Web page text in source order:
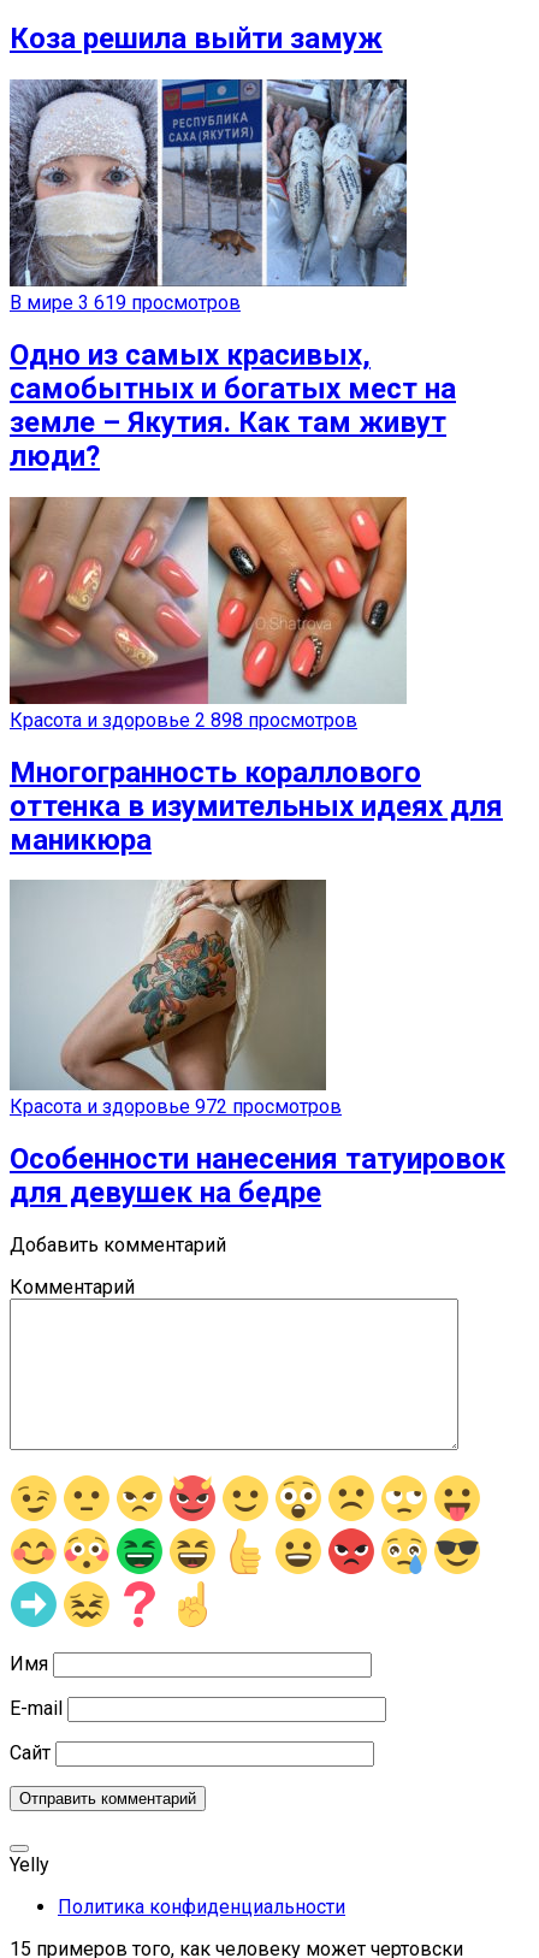
Коза решила выйти замуж
В мире 3 619 просмотров
Одно из самых красивых,
самобытных и богатых мест на
земле – Якутия. Как там живут
люди?
Красота и здоровье 2 898 просмотров
Многогранность кораллового
оттенка в изумительных идеях для
маникюра
Красота и здоровье 972 просмотров
Особенности нанесения татуировок
для девушек на бедре
Добавить комментарий
Комментарий
Имя
E-mail
Сайт
Yelly
Политика конфиденциальности
15 примеров того, как человеку может чертовски